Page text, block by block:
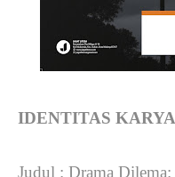
IDENTITAS KARYA
Judul : Drama